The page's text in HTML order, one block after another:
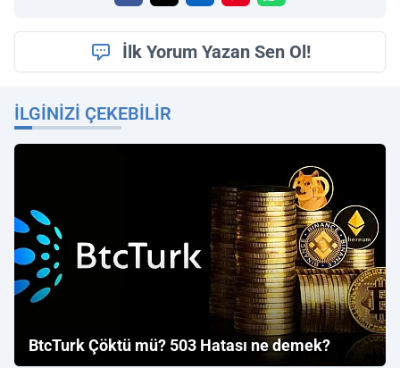
İlk Yorum Yazan Sen Ol!
İLGINIZI ÇEKEBILIR
BtcTurk Çöktü mü? 503 Hatası ne demek?